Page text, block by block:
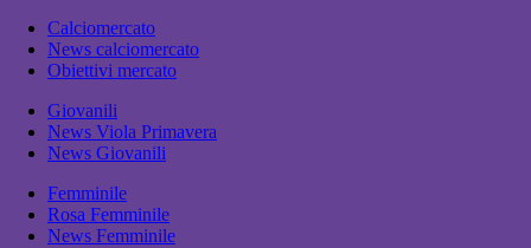
Calciomercato
News calciomercato
Obiettivi mercato
Giovanili
News Viola Primavera
News Giovanili
Femminile
Rosa Femminile
News Femminile